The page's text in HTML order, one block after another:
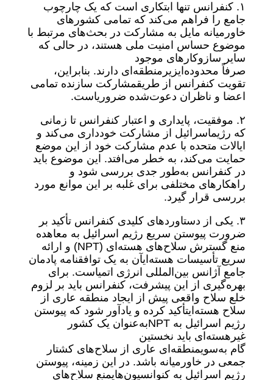
۱. کنفرانس تنها ابتکاری است که یک چارچوب
جامع را فراهم می‌کند که تمامی کشورهای
خاورمیانه مایل به مشارکت در بحث‌های مرتبط با
موضوع حساس امنیت ملی هستند، در حالی که
سایر سازوکارهای موجود
صرفاً محدوده‌ایزیرمنطقه‌ای دارند. بنابراین،
تقویت کنفرانس از طریقمشارکت سازنده تمامی
اعضا و ناظران دعوت‌شده ضروریاست.
۲. موفقیت، پایداری و اعتبار کنفرانس تا زمانی
که رژیماسرائیل از مشارکت خودداری می‌کند و
ایالات متحده با عدم مشارکت خود از این موضع
حمایت می‌کند، به خطر می‌افتد. این موضوع باید
در کنفرانس به‌طور جدی بررسی شود و
راهکارهای مختلفی برای غلبه بر این موانع مورد
بررسی قرار گیرد.
۳. یکی از دستاوردهای کلیدی کنفرانس تأکید بر
ضرورت پیوستن سریع رژیم اسرائیل به معاهده
منع گسترش سلاح‌های هسته‌ای (NPT) و ارائه
سریع تأسیسات هسته‌ایآن به یک توافقنامه پادمان
جامع آژانس بین‌المللی انرژی اتمیاست. برای
بهره‌گیری از این پیشرفت، کنفرانس باید بر لزوم
خلع سلاح واقعی پیش از ایجاد منطقه عاری از
سلاح هسته‌ایتأکید کرده و یادآور شود که پیوستن
رژیم اسرائیل به NPTبه‌عنوان یک کشور
غیرهسته‌ای باید نخستین
گام به‌سویمنطقه‌ای عاری از سلاح‌های کشتار
جمعی در خاورمیانه باشد. در این زمینه، پیوستن
رژیم اسرائیل به کنوانسیون‌هایمنع سلاح‌های